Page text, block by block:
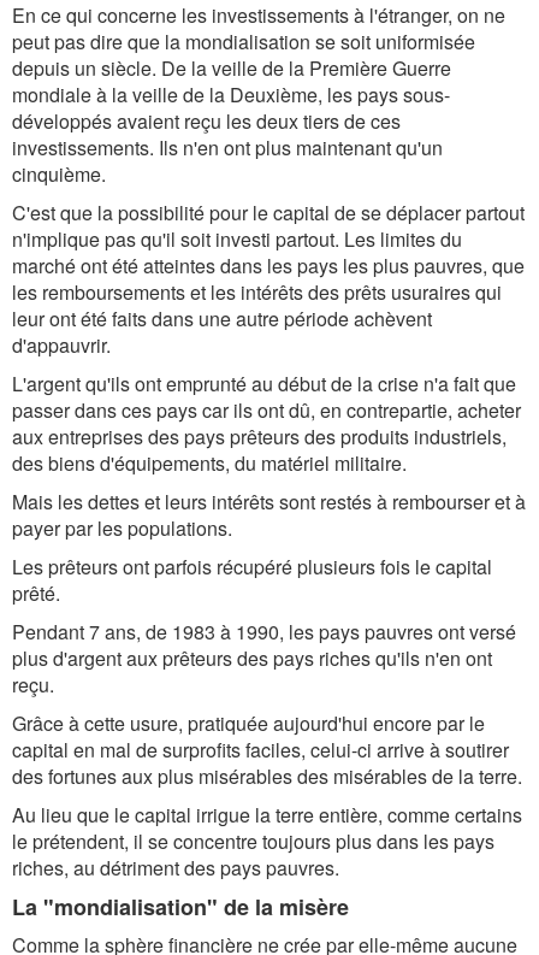
En ce qui concerne les investissements à l'étranger, on ne
peut pas dire que la mondialisation se soit uniformisée
depuis un siècle. De la veille de la Première Guerre
mondiale à la veille de la Deuxième, les pays sous-
développés avaient reçu les deux tiers de ces
investissements. Ils n'en ont plus maintenant qu'un
cinquième.
C'est que la possibilité pour le capital de se déplacer partout
n'implique pas qu'il soit investi partout. Les limites du
marché ont été atteintes dans les pays les plus pauvres, que
les remboursements et les intérêts des prêts usuraires qui
leur ont été faits dans une autre période achèvent
d'appauvrir.
L'argent qu'ils ont emprunté au début de la crise n'a fait que
passer dans ces pays car ils ont dû, en contrepartie, acheter
aux entreprises des pays prêteurs des produits industriels,
des biens d'équipements, du matériel militaire.
Mais les dettes et leurs intérêts sont restés à rembourser et à
payer par les populations.
Les prêteurs ont parfois récupéré plusieurs fois le capital
prêté.
Pendant 7 ans, de 1983 à 1990, les pays pauvres ont versé
plus d'argent aux prêteurs des pays riches qu'ils n'en ont
reçu.
Grâce à cette usure, pratiquée aujourd'hui encore par le
capital en mal de surprofits faciles, celui-ci arrive à soutirer
des fortunes aux plus misérables des misérables de la terre.
Au lieu que le capital irrigue la terre entière, comme certains
le prétendent, il se concentre toujours plus dans les pays
riches, au détriment des pays pauvres.
La "mondialisation" de la misère
Comme la sphère financière ne crée par elle-même aucune